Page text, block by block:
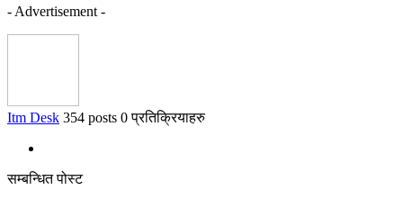
- Advertisement -
Itm Desk 354 posts 0 प्रतिक्रियाहरु
सम्बन्धित पोस्ट